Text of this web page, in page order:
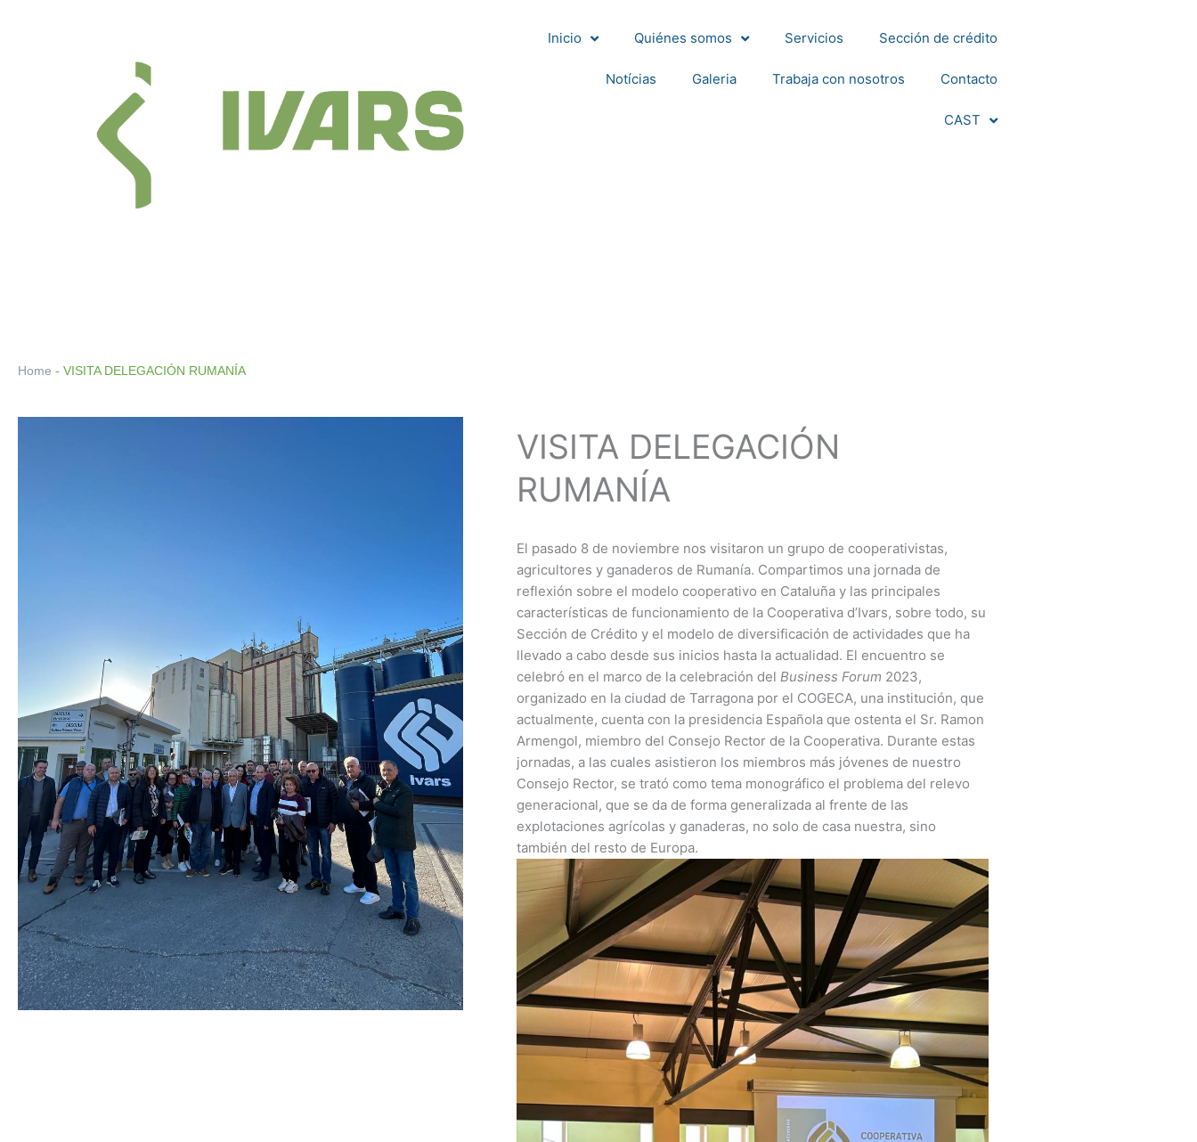
Inicio Quiénes somos Servicios Sección de crédito
Notícias Galeria Trabaja con nosotros Contacto
CAST
Home - VISITA DELEGACIÓN RUMANÍA
VISITA DELEGACIÓN
RUMANÍA
El pasado 8 de noviembre nos visitaron un grupo de cooperativistas,
agricultores y ganaderos de Rumanía. Compartimos una jornada de
reflexión sobre el modelo cooperativo en Cataluña y las principales
características de funcionamiento de la Cooperativa d’Ivars, sobre todo, su
Sección de Crédito y el modelo de diversificación de actividades que ha
llevado a cabo desde sus inicios hasta la actualidad. El encuentro se
celebró en el marco de la celebración del Business Forum 2023,
organizado en la ciudad de Tarragona por el COGECA, una institución, que
actualmente, cuenta con la presidencia Española que ostenta el Sr. Ramon
Armengol, miembro del Consejo Rector de la Cooperativa. Durante estas
jornadas, a las cuales asistieron los miembros más jóvenes de nuestro
Consejo Rector, se trató como tema monográfico el problema del relevo
generacional, que se da de forma generalizada al frente de las
explotaciones agrícolas y ganaderas, no solo de casa nuestra, sino
también del resto de Europa.